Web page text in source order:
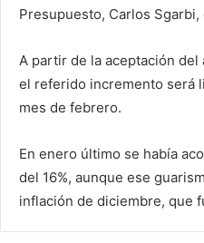
Presupuesto, Carlos
A partir de la aceptación
el referido incremento será
mes de febrero.
En enero último se había
del 16%, aunque ese
inflación de diciembre, que